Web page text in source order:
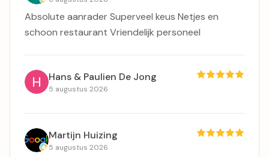
Absolute aanrader Superveel keus Netjes en
schoon restaurant Vriendelijk personeel
Hans & Paulien De Jong
5 augustus 2026
Martijn Huizing
5 augustus 2026